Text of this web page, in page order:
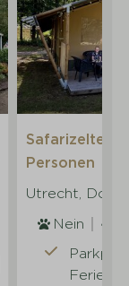
Safarizelte 6
Personen
Utrecht,
Nein